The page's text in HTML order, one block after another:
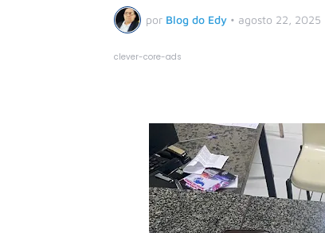
por Blog do Edy • agosto 22, 2025
clever-core-ads